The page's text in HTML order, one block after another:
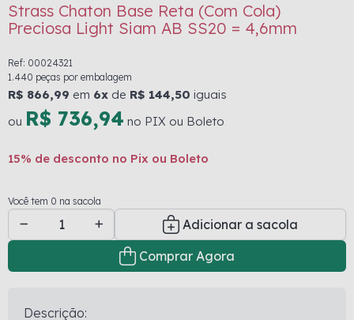
Strass Chaton Base Reta (Com Cola)
Preciosa Light Siam AB SS20 = 4,6mm
Ref: 00024321
1.440 peças por embalagem
R$ 866,99 em 6x de R$ 144,50 iguais
ou R$ 736,94 no PIX ou Boleto
15% de desconto no Pix ou Boleto
Você tem 0 na sacola
Adicionar a sacola
Comprar Agora
Descrição: